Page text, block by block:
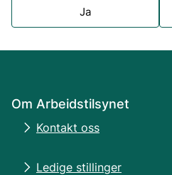
Ja
Om Arbeidstilsynet
Kontakt oss
Ledige stillinger